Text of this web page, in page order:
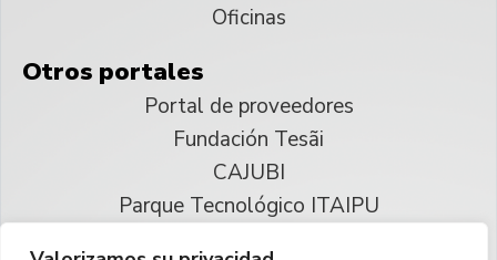
Oficinas
Otros portales
Portal de proveedores
Fundación Tesãi
CAJUBI
Parque Tecnológico ITAIPU